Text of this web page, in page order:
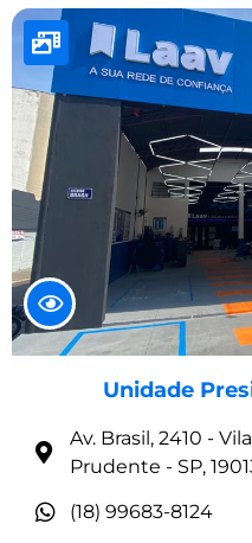
Unidade
Av. Brasil, 2410 -
Prudente - SP,
(18) 99683-8124